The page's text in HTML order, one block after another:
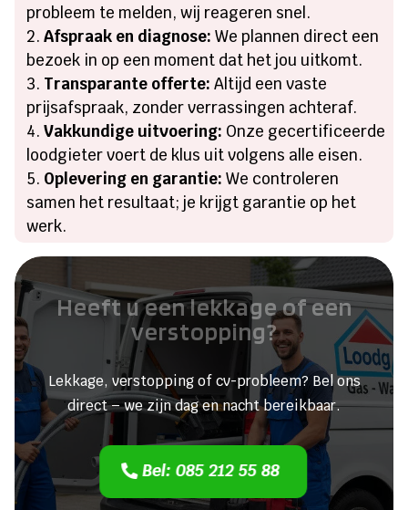
probleem te melden, wij reageren snel.
Afspraak en diagnose: We plannen direct een
bezoek in op een moment dat het jou uitkomt.
Transparante offerte: Altijd een vaste
prijsafspraak, zonder verrassingen achteraf.
Vakkundige uitvoering: Onze gecertificeerde
loodgieter voert de klus uit volgens alle eisen.
Oplevering en garantie: We controleren
samen het resultaat; je krijgt garantie op het
werk.
Heeft u een lekkage of een
verstopping?
Lekkage, verstopping of cv-probleem? Bel ons
direct – we zijn dag en nacht bereikbaar.
Bel: 085 212 55 88